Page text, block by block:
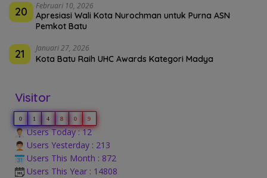
20 Februari 10, 2026
Apresiasi Wali Kota Nurochman untuk Purna ASN
Pemkot Batu
21 Januari 27, 2026
Kota Batu Raih UHC Awards Kategori Madya
Visitor
0 1 4 8 0 9
Users Today : 12
Users Yesterday : 213
Users This Month : 872
Users This Year : 14808